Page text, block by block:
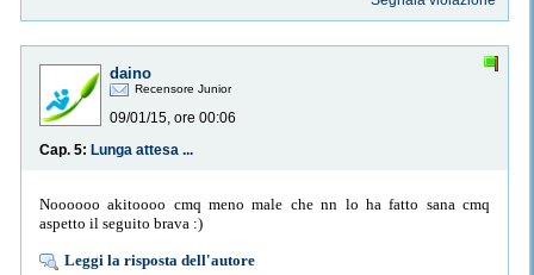
daino
Recensore Junior
09/01/15, ore 00:06
Cap. 5: Lunga attesa ...
Noooooo akitoooo cmq meno male che nn lo ha fatto sana cmq
aspetto il seguito brava :)
Leggi la risposta dell'autore